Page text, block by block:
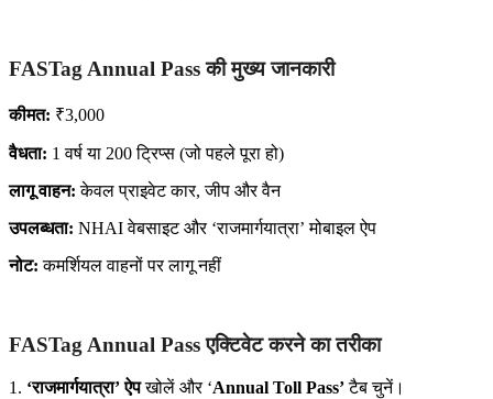
FASTag Annual Pass की मुख्य जानकारी
कीमत: ₹3,000
वैधता: 1 वर्ष या 200 ट्रिप्स (जो पहले पूरा हो)
लागू वाहन: केवल प्राइवेट कार, जीप और वैन
उपलब्धता: NHAI वेबसाइट और ‘राजमार्गयात्रा’ मोबाइल ऐप
नोट: कमर्शियल वाहनों पर लागू नहीं
FASTag Annual Pass एक्टिवेट करने का तरीका
1. ‘राजमार्गयात्रा’ ऐपखोलें और ‘Annual Toll Pass’टैब चुनें।